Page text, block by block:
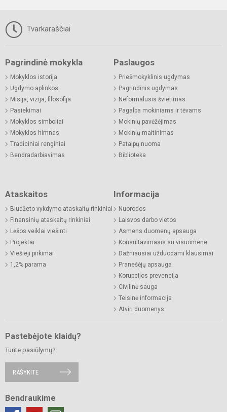
Tvarkaraščiai
Pagrindinė mokykla
Mokyklos istorija
Ugdymo aplinkos
Misija, vizija, filosofija
Pasiekimai
Mokyklos simboliai
Mokyklos himnas
Tradiciniai renginiai
Bendradarbiavimas
Paslaugos
Priešmokyklinis ugdymas
Pagrindinis ugdymas
Neformalusis švietimas
Pagalba mokiniams ir tėvams
Mokinių pavėžėjimas
Mokinių maitinimas
Patalpų nuoma
Biblioteka
Ataskaitos
Biudžeto vykdymo ataskaitų rinkiniai
Finansinių ataskaitų rinkiniai
Lėšos veiklai viešinti
Projektai
Viešieji pirkimai
1,2% parama
Informacija
Nuorodos
Laisvos darbo vietos
Asmens duomenų apsauga
Konsultavimasis su visuomene
Dažniausiai užduodami klausimai
Pranešėjų apsauga
Korupcijos prevencija
Civilinė sauga
Teisinė informacija
Atviri duomenys
Pastebėjote klaidų?
Turite pasiūlymų?
RAŠYKITE
Bendraukime